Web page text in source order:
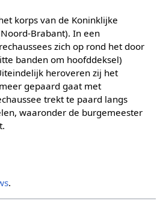
korps van de Koninklijke
Brabant). In een
zich op rond het door
banden om hoofddeksel)
heroveren zij het
gepaard gaat met
trekt te paard langs
waaronder de burgemeester
.